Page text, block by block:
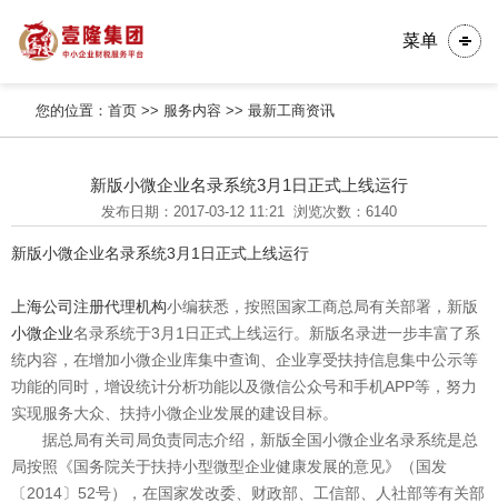
菜单
您的位置：首页 >> 服务内容 >>最新工商资讯
新版小微企业名录系统3月1日正式上线运行
发布日期：2017-03-12 11:21 浏览次数：6140
新版小微企业名录系统3月1日正式上线运行
上海公司注册代理机构小编获悉，按照国家工商总局有关部署，新版
小微企业名录系统于3月1日正式上线运行。新版名录进一步丰富了系
统内容，在增加小微企业库集中查询、企业享受扶持信息集中公示等
功能的同时，增设统计分析功能以及微信公众号和手机APP等，努力
实现服务大众、扶持小微企业发展的建设目标。
据总局有关司局负责同志介绍，新版全国小微企业名录系统是总
局按照《国务院关于扶持小型微型企业健康发展的意见》（国发
〔2014〕52号），在国家发改委、财政部、工信部、人社部等有关部